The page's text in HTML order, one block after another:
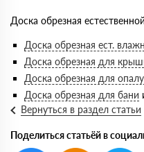
Доска обрезная
Доска обрезная ест.
Доска обрезная для
Доска обрезная для
Доска обрезная для бани
Вернуться в раздел статьи
Поделиться статьёй в